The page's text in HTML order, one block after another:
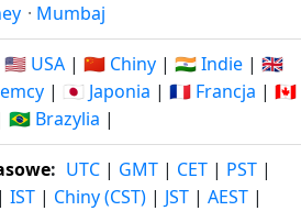
· Mumbaj
🇺🇸 USA | 🇨🇳 Chiny | 🇮🇳 Indie | 🇬🇧
| 🇯🇵 Japonia | 🇫🇷 Francja | 🇨🇦
🇧🇷 Brazylia |
: UTC | GMT | CET | PST |
| IST | Chiny (CST) | JST | AEST |